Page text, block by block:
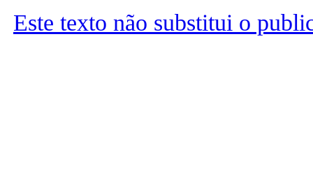
Este texto não substitui o